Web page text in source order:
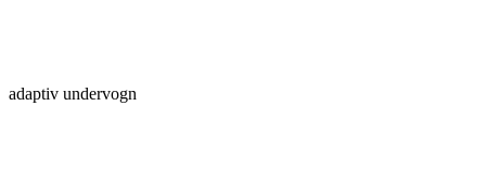
adaptiv undervogn